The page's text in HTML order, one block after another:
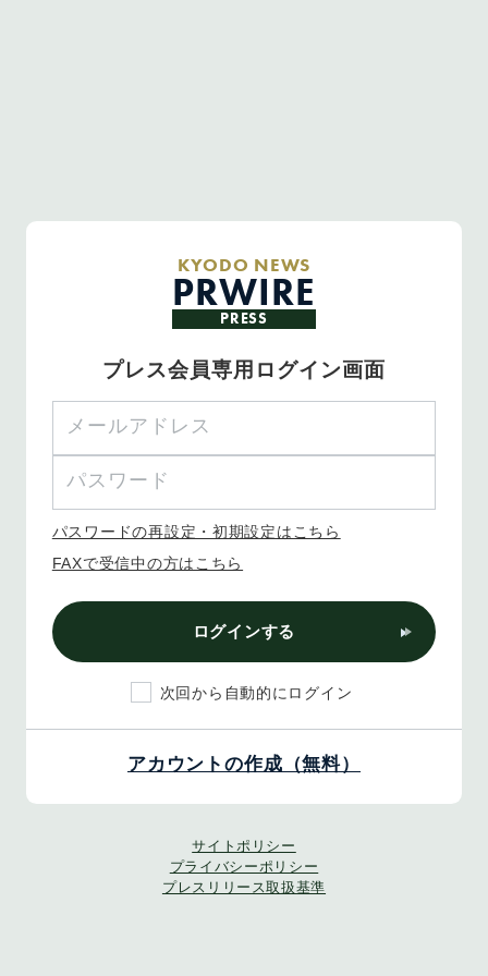
KYODO NEWS
PRWIRE
PRESS
プレス会員専用ログイン画面
パスワードの再設定・初期設定はこちら
FAXで受信中の方はこちら
ログインする
次回から自動的にログイン
アカウントの作成（無料）
サイトポリシー
プライバシーポリシー
プレスリリース取扱基準